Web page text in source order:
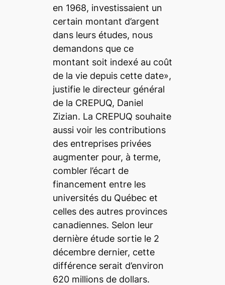
en 1968, investissaient un
certain montant d’argent
dans leurs études, nous
demandons que ce
montant soit indexé au coût
de la vie depuis cette date»,
justifie le directeur général
de la CREPUQ, Daniel
Zizian. La CREPUQ souhaite
aussi voir les contributions
des entreprises privées
augmenter pour, à terme,
combler l’écart de
financement entre les
universités du Québec et
celles des autres provinces
canadiennes. Selon leur
dernière étude sortie le 2
décembre dernier, cette
différence serait d’environ
620 millions de dollars.